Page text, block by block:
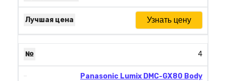
Узнать цену
4
Panasonic Lumix DMC-GX80 Body